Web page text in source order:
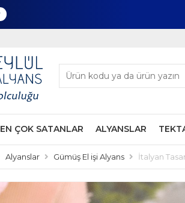
EN ÇOK SATANLAR ALYANSLAR
Alyanslar Gümüş El işi Alyans İtalyan